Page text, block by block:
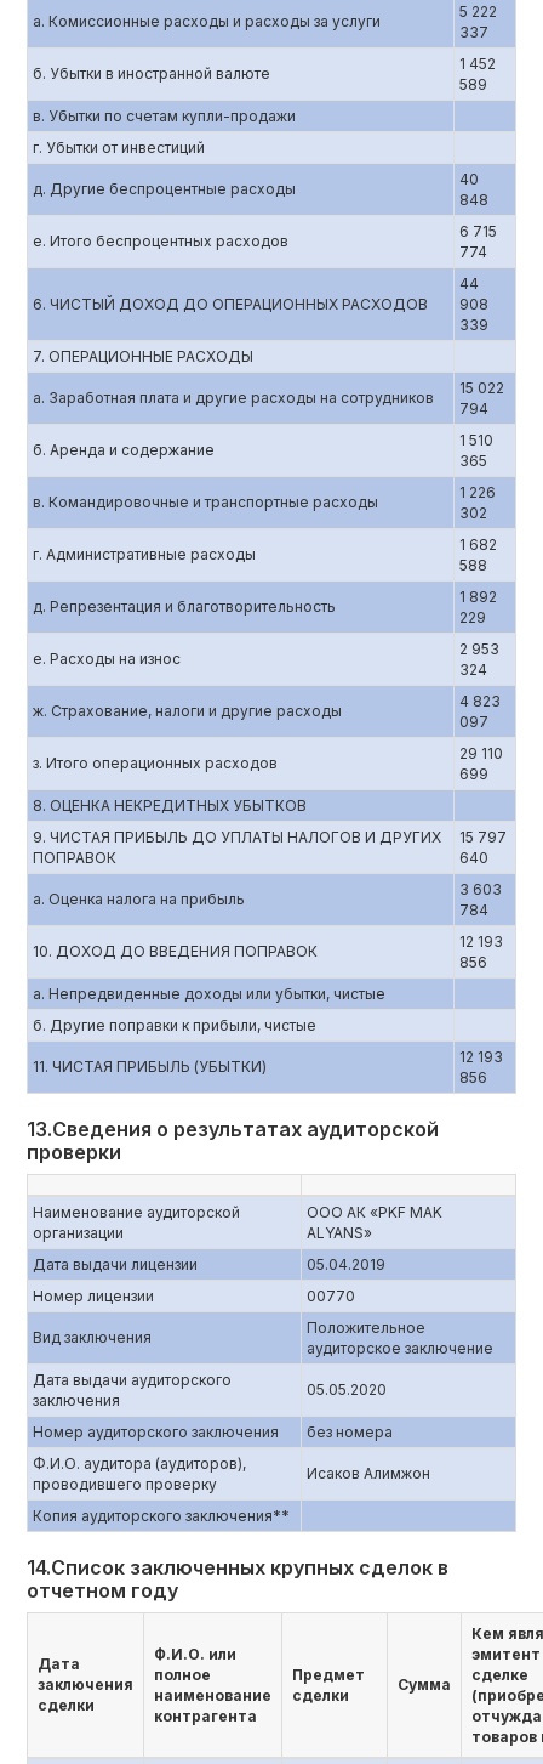
а. Комиссионные расходы и расходы за услуги
5 222
337
б. Убытки в иностранной валюте
1 452
589
в. Убытки по счетам купли-продажи
г. Убытки от инвестиций
д. Другие беспроцентные расходы
40
848
е. Итого беспроцентных расходов
6 715
774
6. ЧИСТЫЙ ДОХОД ДО ОПЕРАЦИОННЫХ РАСХОДОВ
44
908
339
7. ОПЕРАЦИОННЫЕ РАСХОДЫ
а. Заработная плата и другие расходы на сотрудников
15 022
794
б. Аренда и содержание
1 510
365
в. Командировочные и транспортные расходы
1 226
302
г. Административные расходы
1 682
588
д. Репрезентация и благотворительность
1 892
229
е. Расходы на износ
2 953
324
ж. Страхование, налоги и другие расходы
4 823
097
з. Итого операционных расходов
29 110
699
8. ОЦЕНКА НЕКРЕДИТНЫХ УБЫТКОВ
9. ЧИСТАЯ ПРИБЫЛЬ ДО УПЛАТЫ НАЛОГОВ И ДРУГИХ
ПОПРАВОК
15 797
640
а. Оценка налога на прибыль
3 603
784
10. ДОХОД ДО ВВЕДЕНИЯ ПОПРАВОК
12 193
856
а. Непредвиденные доходы или убытки, чистые
б. Другие поправки к прибыли, чистые
11. ЧИСТАЯ ПРИБЫЛЬ (УБЫТКИ)
12 193
856
13.Сведения о результатах аудиторской
проверки
Наименование аудиторской
организации
ООО АК «PKF MAK
ALYANS»
Дата выдачи лицензии
05.04.2019
Номер лицензии
00770
Вид заключения
Положительное
аудиторское заключение
Дата выдачи аудиторского
заключения
05.05.2020
Номер аудиторского заключения
без номера
Ф.И.О. аудитора (аудиторов),
проводившего проверку
Исаков Алимжон
Копия аудиторского заключения**
14.Список заключенных крупных сделок в
отчетном году
Дата
заключения
сделки
Ф.И.О. или
полное
наименование
контрагента
Предмет
сделки
Сумма
Кем
эмитент
сделке
товаров